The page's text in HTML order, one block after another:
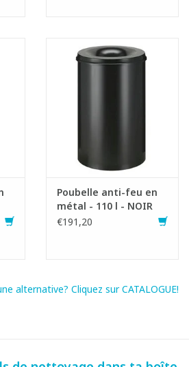
Poubelle anti-feu en
métal - 110 l - NOIR
€191,20
alternative? Cliquez sur CATALOGUE!